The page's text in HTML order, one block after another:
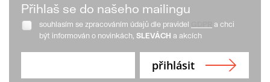
Přihlaš se do našeho mailingu
souhlasím se zpracováním údajů dle pravidel
a chci
být informován o novinkách, SLEVÁCH a akcích